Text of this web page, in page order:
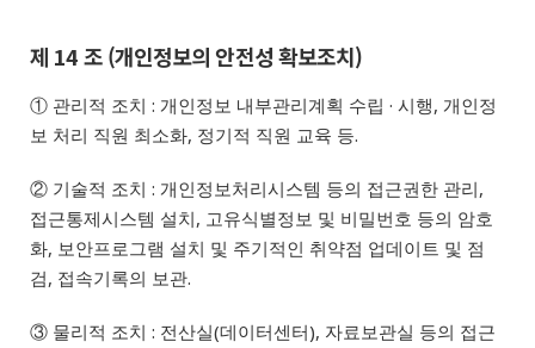
제 14 조 (개인정보의 안전성 확보조치)
① 관리적 조치 : 개인정보 내부관리계획 수립 · 시행, 개인정
보 처리 직원 최소화, 정기적 직원 교육 등.
② 기술적 조치 : 개인정보처리시스템 등의 접근권한 관리,
접근통제시스템 설치, 고유식별정보 및 비밀번호 등의 암호
화, 보안프로그램 설치 및 주기적인 취약점 업데이트 및 점
검, 접속기록의 보관.
③ 물리적 조치 : 전산실(데이터센터), 자료보관실 등의 접근